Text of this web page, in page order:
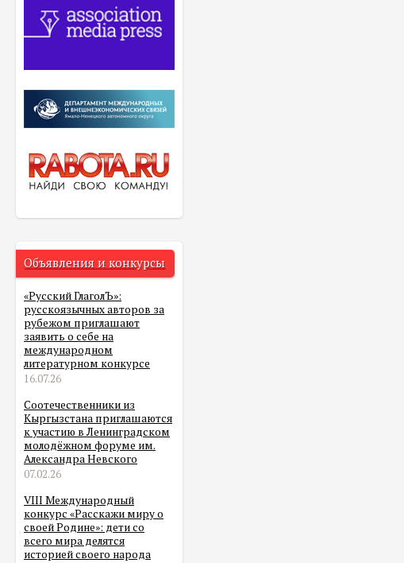
Объявления и конкурсы
«Русский ГлаголЪ»:
русскоязычных авторов за
рубежом приглашают
заявить о себе на
международном
литературном конкурсе
16.07.26
Соотечественники из
Кыргызстана приглашаются
к участию в Ленинградском
молодёжном форуме им.
Александра Невского
07.02.26
VIII Международный
конкурс «Расскажи миру о
своей Родине»: дети со
всего мира делятся
историей своего народа